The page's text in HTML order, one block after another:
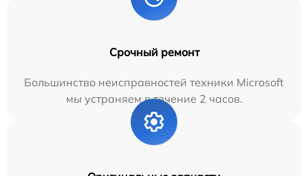
Срочный ремонт
Большинство неисправностей техники Microsoft
мы устраняем в течение 2 часов.